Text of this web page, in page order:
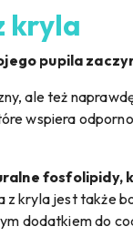
kryla
pupila
ale też
wspiera
fosfolipidy,
z kryla jest także
dodatkiem do